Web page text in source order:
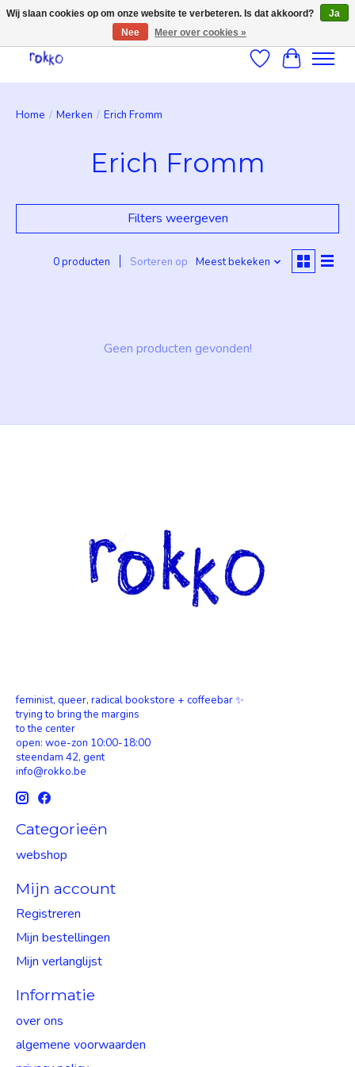
Verlanglijst
Home / Merken / Erich Fromm
Erich Fromm
Filters weergeven
0 producten Sorteren op Meest bekeken
Geen producten gevonden!
feminist, queer, radical bookstore + coffeebar ✨
trying to bring the margins
to the center
open: woe-zon 10:00-18:00
steendam 42, gent
info@rokko.be
Categorieën
webshop
Mijn account
Registreren
Mijn bestellingen
Mijn verlanglijst
Informatie
over ons
algemene voorwaarden
Wij slaan cookies op om onze website te verbeteren. Is dat akkoord?
Ja
Nee
Meer over cookies »